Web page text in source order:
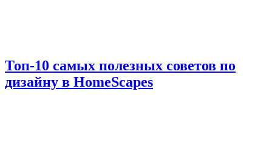
Топ-10 самых полезных советов по
дизайну в HomeScapes